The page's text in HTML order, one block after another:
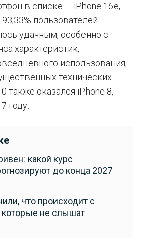
в списке — iPhone 16e,
пользователей.
удачным, особенно с
характеристик,
использования,
технических
также оказался iPhone 8,
году.
какой курс
до конца 2027
что происходит с
не слышат